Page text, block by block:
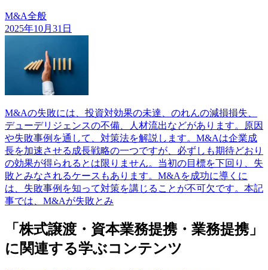
M&A全般
2025年10月31日
M&Aの失敗には、投資対効果の未達、のれんの減損損失、
デューデリジェンスの不備、人材流出などがあります。原因
や失敗事例を通して、対策法を解説します。M&Aは企業成
長を加速させる成長戦略の一つですが、必ずしも期待どおり
の効果が得られるとは限りません。当初の目標を下回り、失
敗とみなされるケースもあります。M&Aを成功に導くに
は、失敗事例を知って対策を講じることが不可欠です。本記
事では、M&Aが失敗とみ
「株式譲渡・資本業務提携・業務提携」
に関連する学ぶコンテンツ